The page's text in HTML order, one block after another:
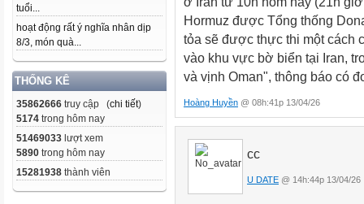
tuổi...
hoạt động rất ý nghĩa nhân dịp
8/3, món quà...
THỐNG KÊ
35862666 truy cập (chi tiết)
5174 trong hôm nay
51469033 lượt xem
5890 trong hôm nay
15281938 thành viên
Hormuz được Tổng thống
tỏa sẽ được thực thi một cách
vào khu vực bờ biển tại Iran,
và vịnh Oman", thông báo có
Hoàng Huyền @ 08h:41p 13/04/26
cc
U DATE @ 14h:44p 13/04/26